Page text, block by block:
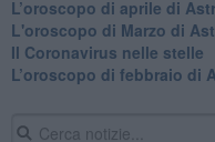
​L’oroscopo di aprile di
L'oroscopo di Marzo di
Il Coronavirus nelle stelle
​L’oroscopo di febbraio di